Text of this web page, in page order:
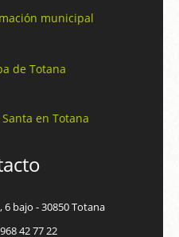
municipal
de Totana
en Totana
6 bajo - 30850 Totana
42 77 22